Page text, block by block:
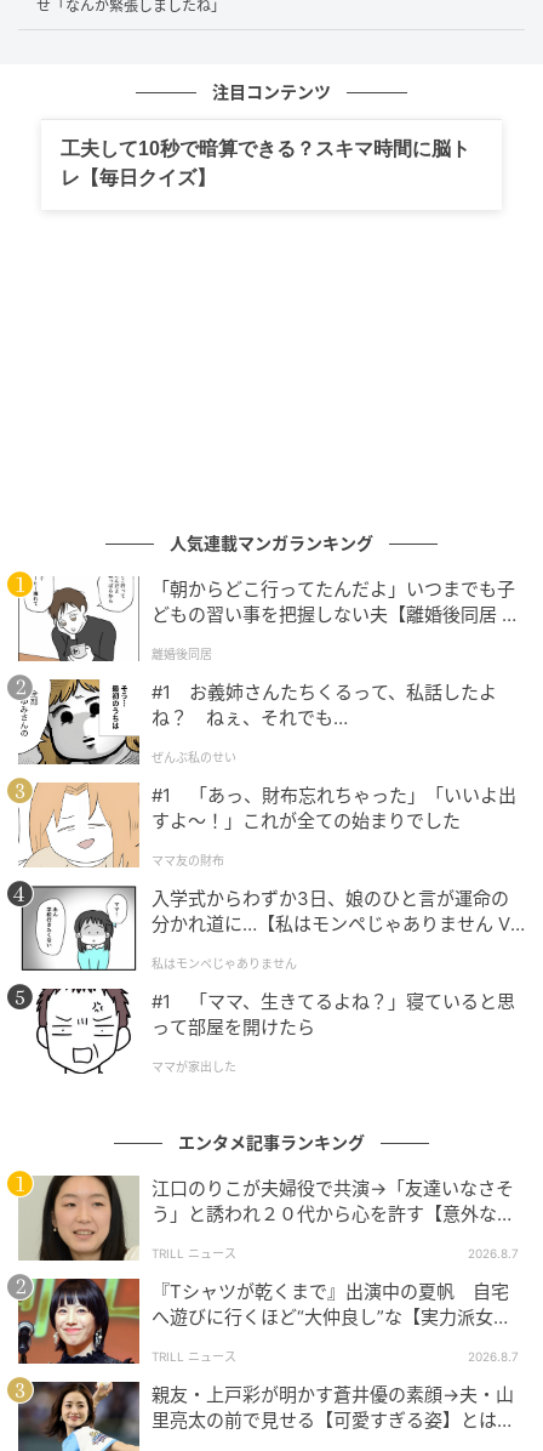
ないくらい」と即答。さらに「家を出たことは？」と
さんまさんにツッコまれ、梅沢さん自身が「大体1週間
さんも「そうですね」とうなずき、観客からは驚きと
笑いが。
エピソードを知るとより好きになるかも
テレビで見る華やかな印象の裏側には、さまざまな夫
婦模様が隠されています。今回ご紹介した梅沢富美男
さんご夫妻のエピソードは、一見ユーモアたっぷりで
すが、実はお互いが試行錯誤しながら関係を築いてき
た証でもあります。奥さまが心理学の資格まで取得
し、「まずは自分のために」と率直に語る姿からは、
夫婦それぞれの努力ややさしさが伝わります。
芸能人カップルの赤裸々トークは、私たちの心にも
「夫婦っていろいろあるんだな」と共感や勇気を与え
てくれますよね。知れば知るほど、その人柄や絆に惹
かれるエピソード。一歩引いた目線で見れば、困難を
笑いに変える明るいパワーも、長続きの秘訣なのかも
しれません。
って部屋を開けたら
せ「なんか緊張しましたね」
注目コンテンツ
工夫して10秒で暗算できる？スキマ時間に脳ト
レ【毎日クイズ】
人気連載マンガランキング
「朝からどこ行ってたんだよ」いつまでも子
どもの習い事を把握しない夫【離婚後同居 Vo
離婚後同居
#1 お義姉さんたちくるって、私話したよ
ね？ ねぇ、それでも…
ぜんぶ私のせい
#1 「あっ、財布忘れちゃった」「いいよ出
すよ〜！」これが全ての始まりでした
ママ友の財布
入学式からわずか3日、娘のひと言が運命の
分かれ道に…【私はモンペじゃありません Vo
私はモンペじゃありません
#1 「ママ、生きてるよね？」寝ていると思
って部屋を開けたら
ママが家出した
エンタメ記事ランキング
江口のりこが夫婦役で共演→「友達いなさそ
う」と誘われ２０代から心を許す【意外な親
TRILL ニュース 2026.8.7
『Tシャツが乾くまで』出演中の夏帆 自宅
へ遊びに行くほど“大仲良し”な【実力派女
TRILL ニュース 2026.8.7
親友・上戸彩が明かす蒼井優の素顔→夫・山
里亮太の前で見せる【可愛すぎる姿】とは？